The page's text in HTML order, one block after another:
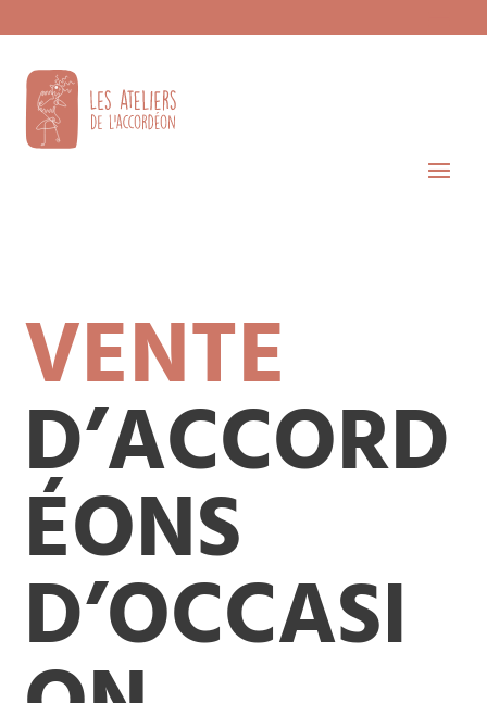
VENTE
D’ACCORD
ÉONS
D’OCCASI